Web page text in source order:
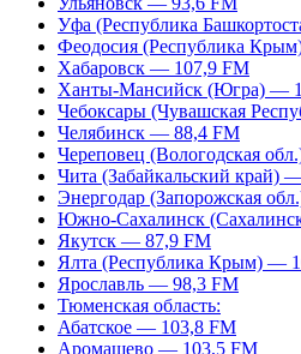
Уфа (Республика
Феодосия (Республика
Хабаровск — 107,9 FM
Ханты-Мансийск (Югра) —
Чебоксары (Чувашская
Челябинск — 88,4 FM
Череповец (Вологодская
Чита (Забайкальский край)
Энергодар (Запорожская
Южно-Сахалинск
Якутск — 87,9 FM
Ялта (Республика Крым) —
Ярославль — 98,3 FM
Тюменская область:
Абатское — 103,8 FM
Аромашево — 103,5 FM